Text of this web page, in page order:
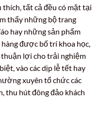
tất cả đều có mặt tại
thấy những bộ trang
hay những sản phẩm
được bố trí khoa học,
lợi cho trải nghiệm
vào các dịp lễ tết hay
xuyên tổ chức các
thu hút đông đảo khách